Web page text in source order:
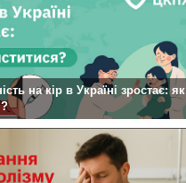
на кір в Україні зростає: як